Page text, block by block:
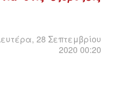
28 Σεπτεμβρίου
2020 00:20